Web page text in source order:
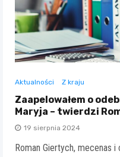
Aktualności Z kraju
Zaapelowałem o
Maryja – twierdzi
19 sierpnia 2024
Roman Giertych, mecenas